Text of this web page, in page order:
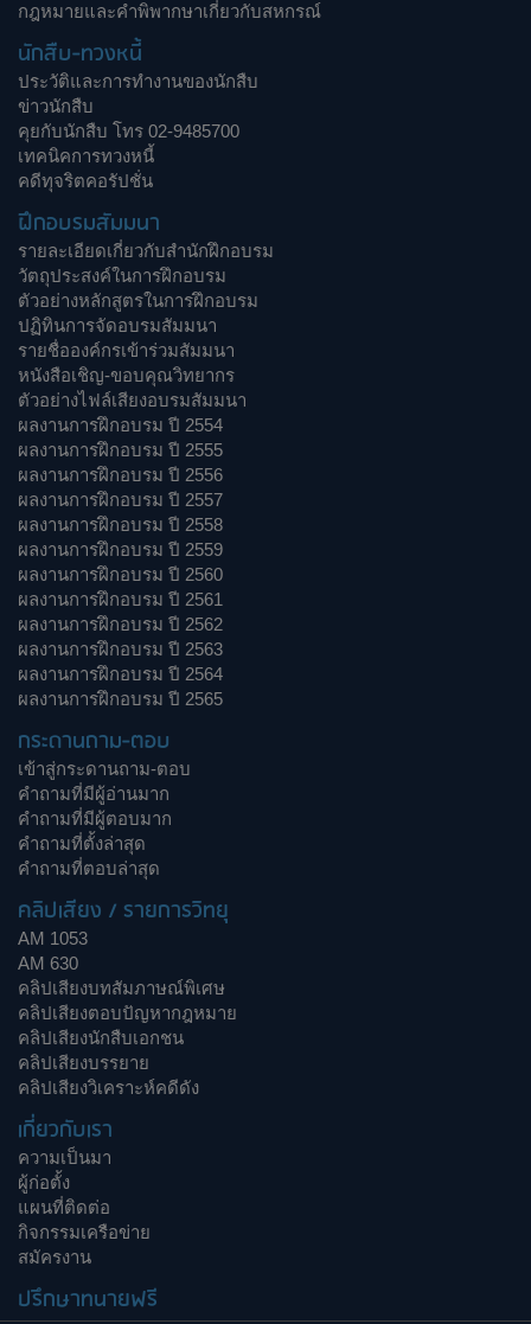
กฎหมายและคำพิพากษาเกี่ยวกับสหกรณ์
นักสืบ-ทวงหนี้
ประวัติและการทำงานของนักสืบ
ข่าวนักสืบ
คุยกับนักสืบ โทร 02-9485700
เทคนิคการทวงหนี้
คดีทุจริตคอรัปชั่น
ฝึกอบรมสัมมนา
รายละเอียดเกี่ยวกับสำนักฝึกอบรม
วัตถุประสงค์ในการฝึกอบรม
ตัวอย่างหลักสูตรในการฝึกอบรม
ปฏิทินการจัดอบรมสัมมนา
รายชื่อองค์กรเข้าร่วมสัมมนา
หนังสือเชิญ-ขอบคุณวิทยากร
ตัวอย่างไฟล์เสียงอบรมสัมมนา
ผลงานการฝึกอบรม ปี 2554
ผลงานการฝึกอบรม ปี 2555
ผลงานการฝึกอบรม ปี 2556
ผลงานการฝึกอบรม ปี 2557
ผลงานการฝึกอบรม ปี 2558
ผลงานการฝึกอบรม ปี 2559
ผลงานการฝึกอบรม ปี 2560
ผลงานการฝึกอบรม ปี 2561
ผลงานการฝึกอบรม ปี 2562
ผลงานการฝึกอบรม ปี 2563
ผลงานการฝึกอบรม ปี 2564
ผลงานการฝึกอบรม ปี 2565
กระดานถาม-ตอบ
เข้าสู่กระดานถาม-ตอบ
คำถามที่มีผู้อ่านมาก
คำถามที่มีผู้ตอบมาก
คำถามที่ตั้งล่าสุด
คำถามที่ตอบล่าสุด
คลิปเสียง / รายการวิทยุ
AM 1053
AM 630
คลิปเสียงบทสัมภาษณ์พิเศษ
คลิปเสียงตอบปัญหากฎหมาย
คลิปเสียงนักสืบเอกชน
คลิปเสียงบรรยาย
คลิปเสียงวิเคราะห์คดีดัง
เกี่ยวกับเรา
ความเป็นมา
ผู้ก่อตั้ง
แผนที่ติดต่อ
กิจกรรมเครือข่าย
สมัครงาน
ปรึกษาทนายฟรี